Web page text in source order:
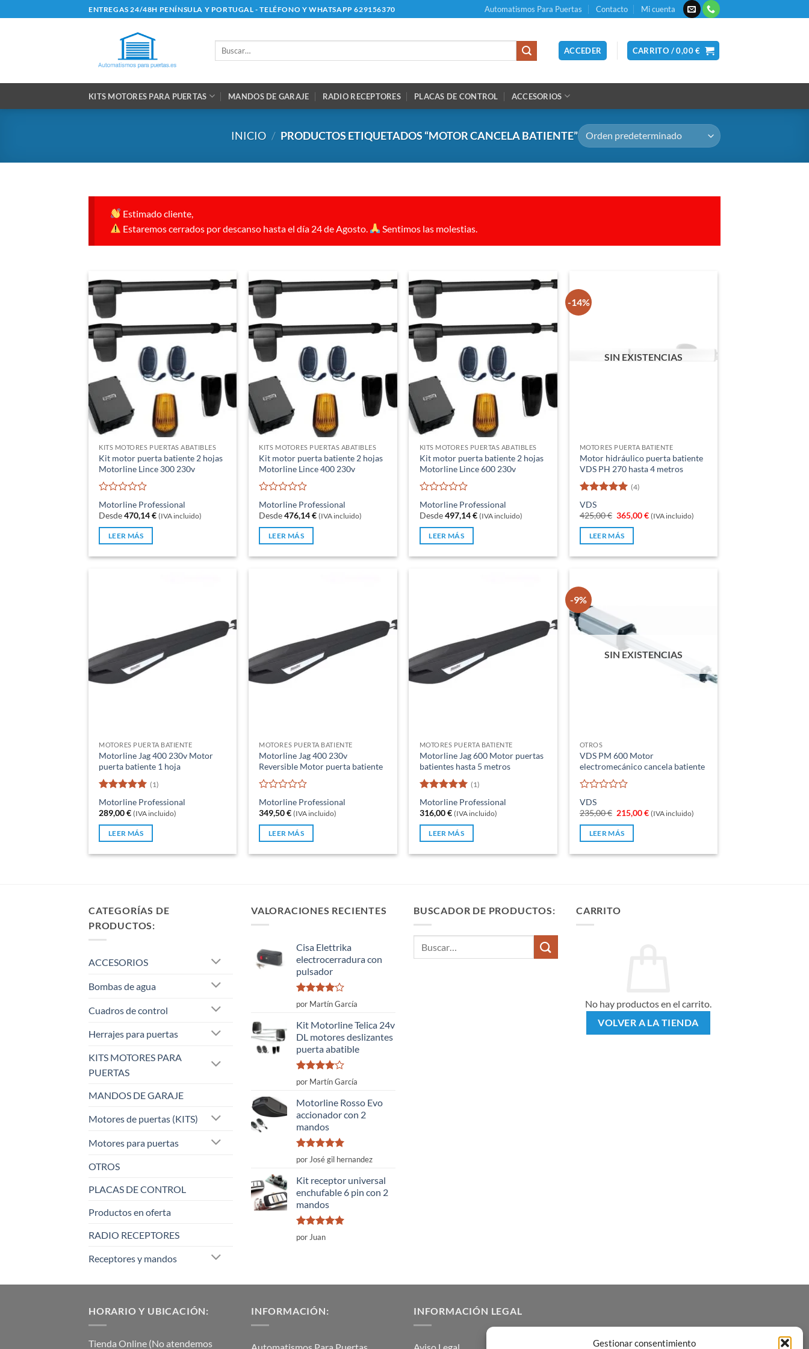
Gestionar consentimiento
al
ENTREGAS 24/48H PENÍNSULA Y PORTUGAL - TELÉFONO Y WHATSAPP 629156370 Automatismos Para Puertas Contacto Mi cuenta
Buscar
ACCEDER CARRITO /0,00€
KITS MOTORES PARA PUERTAS MANDOS DE GARAJE RADIO RECEPTORES PLACAS DE CONTROL ACCESORIOS
INICIO / PRODUCTOS ETIQUETADOS “MOTOR CANCELA BATIENTE”
Estimado cliente,
Estaremos cerrados por descanso hasta el día 24 de Agosto.
Sentimos las molestias.
KITS MOTORES PUERTAS ABATIBLES
Kit motor puerta batiente 2 hojas
Motorline Lince 300 230v
Valorado
con
0
de
Motorline Professional
Desde470,14€ (IVA incluido)
LEER MÁS
KITS MOTORES PUERTAS ABATIBLES
Kit motor puerta batiente 2 hojas
Motorline Lince 400 230v
Valorado
con
0
de
Motorline Professional
Desde476,14€ (IVA incluido)
LEER MÁS
KITS MOTORES PUERTAS ABATIBLES
Kit motor puerta batiente 2 hojas
Motorline Lince 600 230v
Valorado
con
0
de
Motorline Professional
Desde 497,14€ (IVA incluido)
LEER MÁS
-14%
SIN EXISTENCIAS
MOTORES PUERTA BATIENTE
Motor hidráulico puerta batiente
VDS PH 270 hasta 4 metros
Valorado
con5de 5
(4)
VDS
425,00€ El
precio
original
era:
365,00€El
precio
(IVA incluido)
LEER MÁS
MOTORES PUERTA BATIENTE
Motorline Jag 400 230v Motor
puerta batiente 1 hoja
Valorado
con5de 5
(1)
Motorline Professional
289,00€ (IVA incluido)
LEER MÁS
MOTORES PUERTA BATIENTE
Motorline Jag 400 230v
Reversible Motor puerta batiente
Valorado
con
0
de
Motorline Professional
349,50€ (IVA incluido)
LEER MÁS
MOTORES PUERTA BATIENTE
Motorline Jag 600 Motor puertas
batientes hasta 5 metros
Valorado
con5de 5
(1)
Motorline Professional
316,00€ (IVA incluido)
LEER MÁS
-9%
SIN EXISTENCIAS
OTROS
VDS PM 600 Motor
electromecánico cancela batiente
Valorado
con
0
de
VDS
235,00€ El
precio
original
era:
215,00€El
precio
(IVA incluido)
LEER MÁS
CATEGORÍAS DE
PRODUCTOS:
ACCESORIOS
Bombas de agua
Cuadros de control
Herrajes para puertas
KITS MOTORES PARA
PUERTAS
MANDOS DE GARAJE
Motores de puertas (KITS)
Motores para puertas
OTROS
PLACAS DE CONTROL
Productos en oferta
RADIO RECEPTORES
Receptores y mandos
VALORACIONES RECIENTES
Cisa Elettrika
electrocerradura con
pulsador
Valorado
con
5
por Martín García
Kit Motorline Telica 24v
DL motores deslizantes
puerta abatible
Valorado
con
5
por Martín García
Motorline Rosso Evo
accionador con 2
mandos
Valorado
con
de 5
por José gil hernandez
Kit receptor universal
enchufable 6 pin con 2
mandos
Valorado
con
por Juan
BUSCADOR DE PRODUCTOS: CARRITO
No hay productos en el carrito.
VOLVER A LA TIENDA
HORARIO Y UBICACIÓN:
Tienda Online (No atendemos
INFORMACIÓN: INFORMACIÓN LEGAL